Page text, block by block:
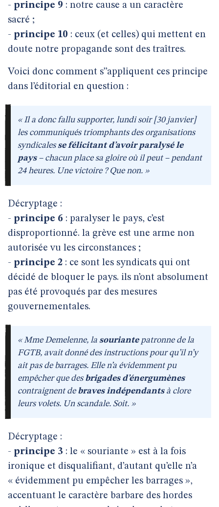
- principe 9 : notre cause a un caractère
sacré ;
- principe 10 : ceux (et celles) qui mettent en
doute notre propagande sont des traîtres.
Voici donc comment s’’appliquent ces principe
dans l’éditorial en question :
« Il a donc fallu supporter, lundi soir [30 janvier]
les communiqués triomphants des organisations
syndicalesse félicitant d’avoir paralysé le
pays – chacun place sa gloire où il peut – pendant
24 heures. Une victoire ? Que non. »
Décryptage :
- principe 6 : paralyser le pays, c’est
disproportionné. la grève est une arme non
autorisée vu les circonstances ;
- principe 2 : ce sont les syndicats qui ont
décidé de bloquer le pays. ils n’ont absolument
pas été provoqués par des mesures
gouvernementales.
« Mme Demelenne, la souriante patronne de la
FGTB, avait donné des instructions pour qu’il n’y
ait pas de barrages. Elle n’a évidemment pu
empêcher que des brigades d’énergumènes
contraignent de braves indépendants à clore
leurs volets. Un scandale. Soit. »
Décryptage :
- principe 3 : le « souriante » est à la fois
ironique et disqualifiant, d’autant qu’elle n’a
« évidemment pu empêcher les barrages »,
accentuant le caractère barbare des hordes